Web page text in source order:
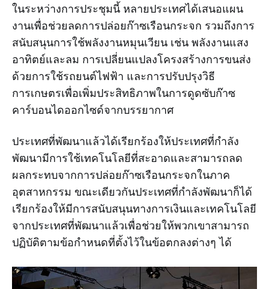
ในระหว่างการประชุมนี้ หลายประเทศได้เสนอแผน
งานเพื่อช่วยลดการปล่อยก๊าซเรือนกระจก รวมถึงการ
สนับสนุนการใช้พลังงานหมุนเวียน เช่น พลังงานแสง
อาทิตย์และลม การเปลี่ยนแปลงโครงสร้างการขนส่ง
ด้วยการใช้รถยนต์ไฟฟ้า และการปรับปรุงวิธี
การเกษตรเพื่อเพิ่มประสิทธิภาพในการดูดซับก๊าซ
คาร์บอนไดออกไซด์จากบรรยากาศ
ประเทศที่พัฒนาแล้วได้เรียกร้องให้ประเทศที่กำลัง
พัฒนามีการใช้เทคโนโลยีที่สะอาดและสามารถลด
ผลกระทบจากการปล่อยก๊าซเรือนกระจกในภาค
อุตสาหกรรม ขณะเดียวกันประเทศที่กำลังพัฒนาก็ได้
เรียกร้องให้มีการสนับสนุนทางการเงินและเทคโนโลยี
จากประเทศที่พัฒนาแล้วเพื่อช่วยให้พวกเขาสามารถ
ปฏิบัติตามข้อกำหนดที่ตั้งไว้ในข้อตกลงต่างๆ ได้